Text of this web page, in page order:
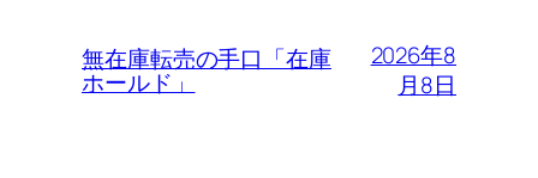
無在庫転売の手口「在庫
ホールド」
2026年8
月8日